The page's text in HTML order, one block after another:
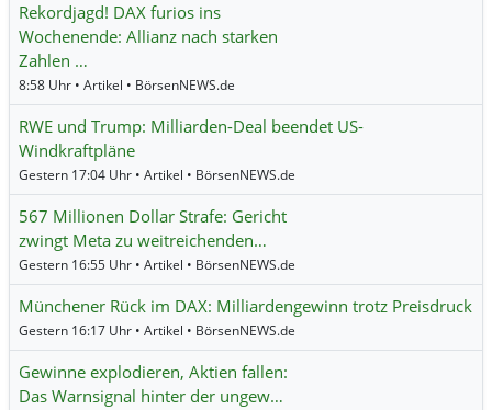
Rekordjagd! DAX furios ins
Wochenende: Allianz nach starken
Zahlen …
8:58 Uhr • Artikel • BörsenNEWS.de
RWE und Trump: Milliarden-Deal beendet US-
Windkraftpläne
Gestern 17:04 Uhr • Artikel • BörsenNEWS.de
567 Millionen Dollar Strafe: Gericht
zwingt Meta zu weitreichenden…
Gestern 16:55 Uhr • Artikel • BörsenNEWS.de
Münchener Rück im DAX: Milliardengewinn trotz Preisdruck
Gestern 16:17 Uhr • Artikel • BörsenNEWS.de
Gewinne explodieren, Aktien fallen:
Das Warnsignal hinter der ungew…